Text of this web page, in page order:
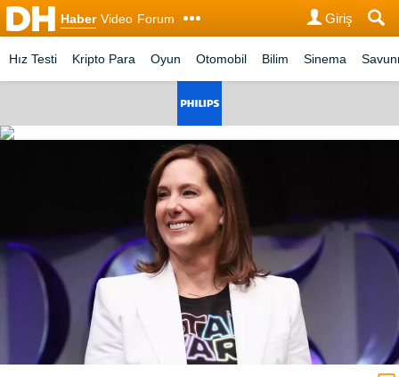
Haber Video Forum Giriş
Hız Testi Kripto Para Oyun Otomobil Bilim Sinema